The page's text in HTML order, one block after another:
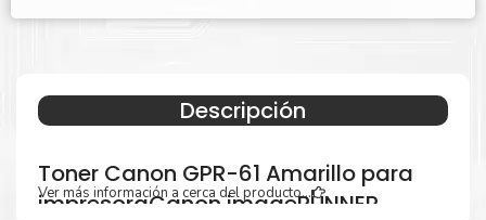
Descripción
Toner Canon GPR-61 Amarillo para
impresoraCanon imageRUNNER
Ver más información a cerca del producto...